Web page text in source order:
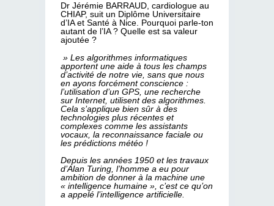
Dr Jérémie BARRAUD, cardiologue au
CHIAP, suit un Diplôme Universitaire
d’IA et Santé à Nice. Pourquoi parle-ton
autant de l’IA ? Quelle est sa valeur
ajoutée ?
» Les algorithmes informatiques
apportent une aide à tous les champs
d’activité de notre vie, sans que nous
en ayons forcément conscience :
l’utilisation d’un GPS, une recherche
sur Internet, utilisent des algorithmes.
Cela s’applique bien sûr à des
technologies plus récentes et
complexes comme les assistants
vocaux, la reconnaissance faciale ou
les prédictions météo !
Depuis les années 1950 et les travaux
d’Alan Turing, l’homme a eu pour
ambition de donner à la machine une
« intelligence humaine », c’est ce qu’on
a appelé l’intelligence artificielle.